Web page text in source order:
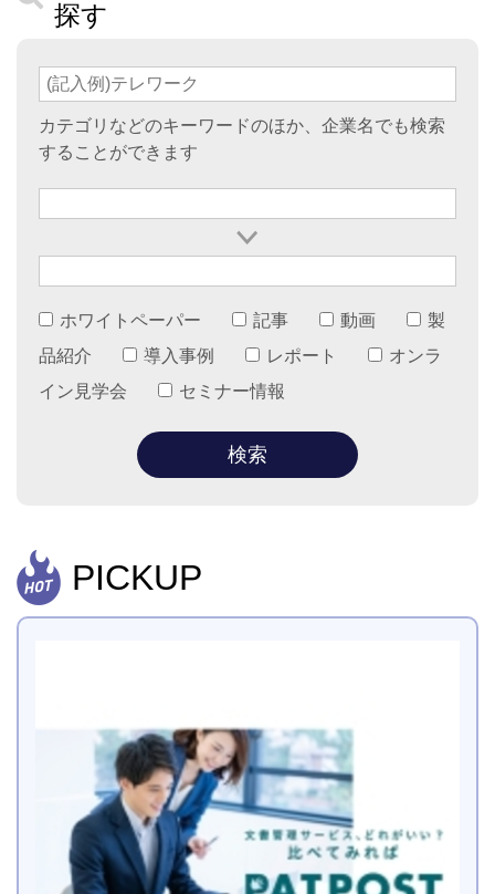
探す
カテゴリなどのキーワードのほか、企業名でも検索
することができます
ホワイトペーパー 記事 動画
製
品紹介
導入事例 レポート
オンラ
イン見学会
セミナー情報
PICKUP